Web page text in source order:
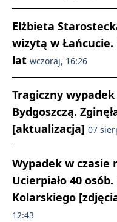
Elżbieta
wizytą w
lat wczoraj, 16:26
Tragiczny
Bydgoszczą.
[aktualizacja] 07
Wypadek w czasie
Ucierpiało 40
Kolarskiego
12:43